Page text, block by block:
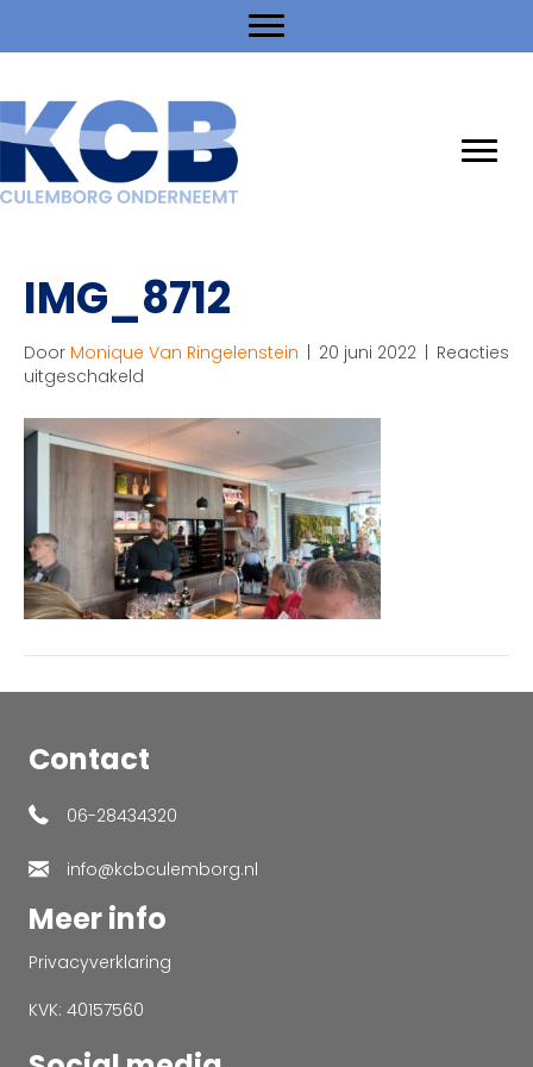
IMG_8712
Door Monique Van Ringelenstein | 20 juni 2022 | Reacties
uitgeschakeld
Contact
06-28434320
info@kcbculemborg.nl
Meer info
Privacyverklaring
KVK: 40157560